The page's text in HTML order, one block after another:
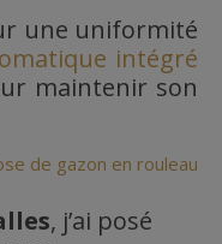
une uniformité
intégré
maintenir son
, j’ai posé